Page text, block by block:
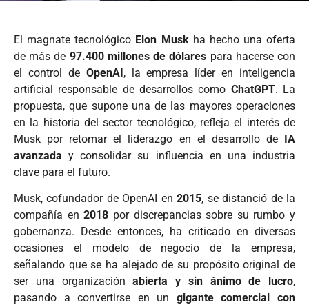
El magnate tecnológico Elon Muskha hecho una oferta
de más de 97.400 millones de dólares para hacerse con
el control de OpenAI, la empresa líder en inteligencia
artificial responsable de desarrollos como ChatGPT. La
propuesta, que supone una de las mayores operaciones
en la historia del sector tecnológico, refleja el interés de
Musk por retomar el liderazgo en el desarrollo de IA
avanzada y consolidar su influencia en una industria
clave para el futuro.
Musk, cofundador de OpenAI en2015, se distanció de la
compañía en2018 por discrepancias sobre su rumbo y
gobernanza. Desde entonces, ha criticado en diversas
ocasiones el modelo de negocio de la empresa,
señalando que se ha alejado de su propósito original de
ser una organizaciónabierta y sin ánimo de lucro,
pasando a convertirse en un gigante comercial con